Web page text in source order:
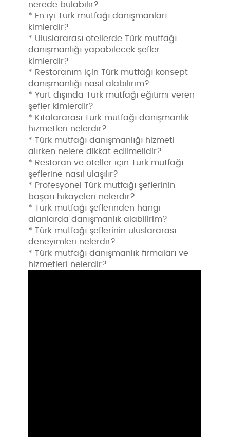
nerede bulabilir?
* En iyi Türk mutfağı danışmanları
kimlerdir?
* Uluslararası otellerde Türk mutfağı
danışmanlığı yapabilecek şefler
kimlerdir?
* Restoranım için Türk mutfağı konsept
danışmanlığı nasıl alabilirim?
* Yurt dışında Türk mutfağı eğitimi veren
şefler kimlerdir?
* Kıtalararası Türk mutfağı danışmanlık
hizmetleri nelerdir?
* Türk mutfağı danışmanlığı hizmeti
alırken nelere dikkat edilmelidir?
* Restoran ve oteller için Türk mutfağı
şeflerine nasıl ulaşılır?
* Profesyonel Türk mutfağı şeflerinin
başarı hikayeleri nelerdir?
* Türk mutfağı şeflerinden hangi
alanlarda danışmanlık alabilirim?
* Türk mutfağı şeflerinin uluslararası
deneyimleri nelerdir?
* Türk mutfağı danışmanlık firmaları ve
hizmetleri nelerdir?